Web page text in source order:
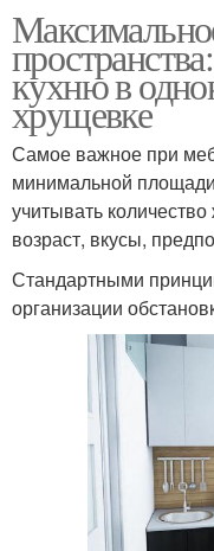
кухню в
хрущевке
Самое важное при
минимальной
учитывать
возраст, вкусы,
Стандартными
организации